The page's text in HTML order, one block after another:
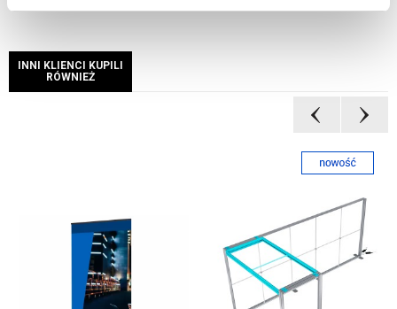
INNI KLIENCI KUPILI
RÓWNIEŻ